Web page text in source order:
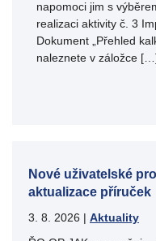
napomoci jim s
realizaci aktivity č. 3
Dokument „Přehled
naleznete v záložce
Nové uživatelské
aktualizace příruček
3. 8. 2026 | Aktuality